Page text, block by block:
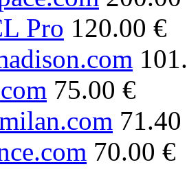
Pro 120.00 €
75.00 €
70.00 €